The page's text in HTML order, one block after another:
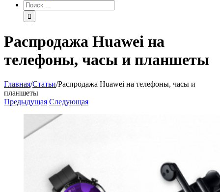
Распродажа Huawei на
телефоны, часы и планшеты
Главная/Статьи/Распродажа Huawei на телефоны, часы и
планшеты
Предыдущая Следующая